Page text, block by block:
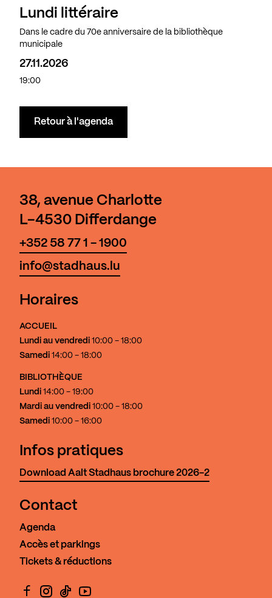
Lundi littéraire
Dans le cadre du 70e anniversaire de la bibliothèque
municipale
27.11.2026
19:00
Retour à l'agenda
38, avenue Charlotte
L-4530 Differdange
+352 58 77 1 - 1900
info@stadhaus.lu
Horaires
ACCUEIL
Lundi au vendredi 10:00 - 18:00
Samedi 14:00 - 18:00
BIBLIOTHÈQUE
Lundi 14:00 - 19:00
Mardi au vendredi 10:00 - 18:00
Samedi 10:00 - 16:00
Infos pratiques
Download Aalt Stadhaus brochure 2026-2
Contact
Agenda
Accès et parkings
Tickets & réductions